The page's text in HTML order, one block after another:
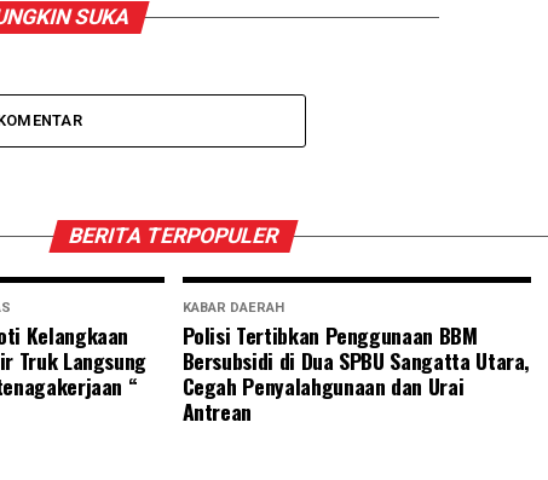
SUKA
BERITA TERPOPULER
Kelangkaan
Truk Langsung
“
KABAR DAERAH
Polisi Tertibkan Penggunaan BBM
Bersubsidi di Dua SPBU Sangatta Utara,
Cegah Penyalahgunaan dan Urai
Antrean